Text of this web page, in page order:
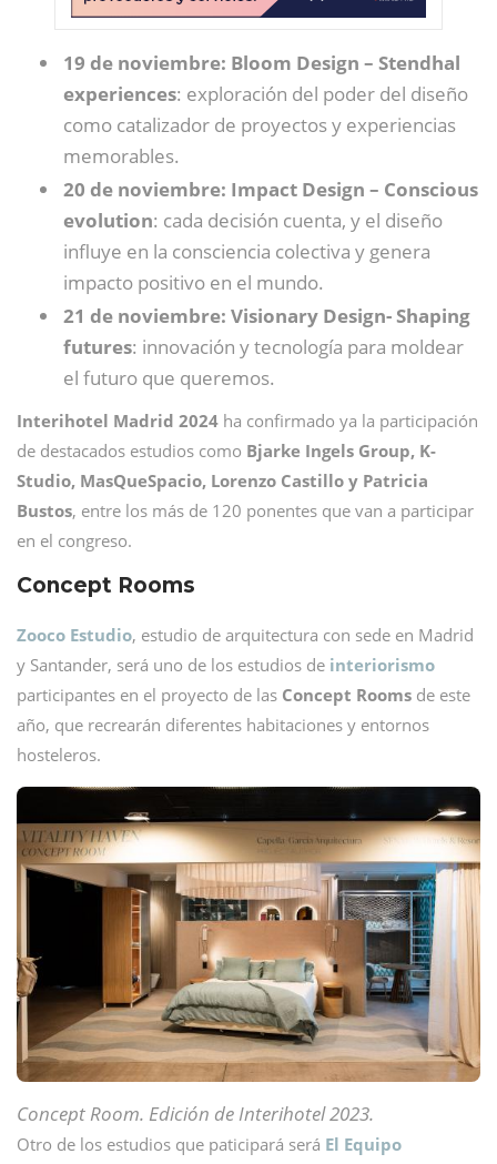
19 de noviembre: Bloom Design – Stendhal
experiences: exploración del poder del diseño
como catalizador de proyectos y experiencias
memorables.
20 de noviembre: Impact Design – Conscious
evolution: cada decisión cuenta, y el diseño
influye en la consciencia colectiva y genera
impacto positivo en el mundo.
21 de noviembre: Visionary Design- Shaping
futures: innovación y tecnología para moldear
el futuro que queremos.
Interihotel Madrid 2024 ha confirmado ya la participación
de destacados estudios como Bjarke Ingels Group, K-
Studio, MasQueSpacio, Lorenzo Castillo y Patricia
Bustos, entre los más de 120 ponentes que van a participar
en el congreso.
Concept Rooms
Zooco Estudio, estudio de arquitectura con sede en Madrid
y Santander, será uno de los estudios de interiorismo
participantes en el proyecto de las Concept Rooms de este
año, que recrearán diferentes habitaciones y entornos
hosteleros.
Concept Room. Edición de Interihotel 2023.
Otro de los estudios que paticipará será El Equipo